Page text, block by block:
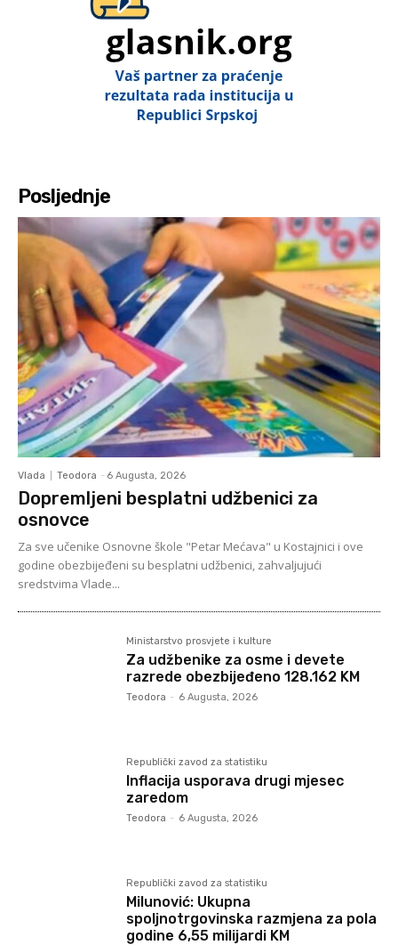
Posljednje
Vlada Teodora - 6 Augusta, 2026
Dopremljeni besplatni udžbenici za
osnovce
Za sve učenike Osnovne škole "Petar Mećava" u Kostajnici i ove
godine obezbijeđeni su besplatni udžbenici, zahvaljujući
sredstvima Vlade...
Ministarstvo prosvjete i kulture
Za udžbenike za osme i devete
razrede obezbijeđeno 128.162 KM
Teodora - 6 Augusta, 2026
Republički zavod za statistiku
Inflacija usporava drugi mjesec
zaredom
Teodora - 6 Augusta, 2026
Republički zavod za statistiku
Milunović: Ukupna
spoljnotrgovinska razmjena za pola
godine 6,55 milijardi KM